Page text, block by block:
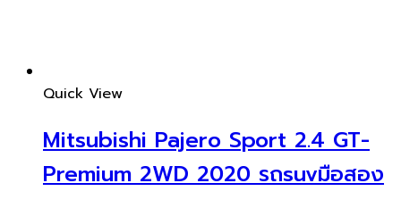
Quick View
Mitsubishi Pajero Sport 2.4 GT-
Premium 2WD 2020 รถsuvมือสอง